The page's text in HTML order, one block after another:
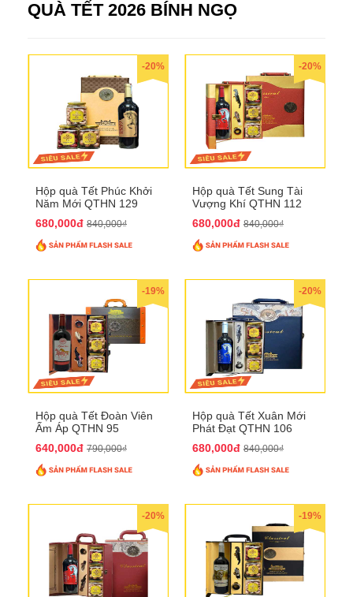
QUÀ TẾT 2026 BÍNH NGỌ
-20%
Hộp quà Tết Phúc Khởi
Năm Mới QTHN 129
680,000đ 840,000₫
-20%
Hộp quà Tết Sung Tài
Vượng Khí QTHN 112
680,000đ 840,000₫
-19%
Hộp quà Tết Đoàn Viên
Ấm Áp QTHN 95
640,000đ 790,000₫
-20%
Hộp quà Tết Xuân Mới
Phát Đạt QTHN 106
680,000đ 840,000₫
-20% -19%